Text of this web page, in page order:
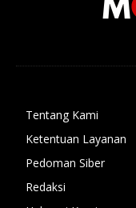
Tentang Kami
Ketentuan Layanan
Pedoman Siber
Redaksi